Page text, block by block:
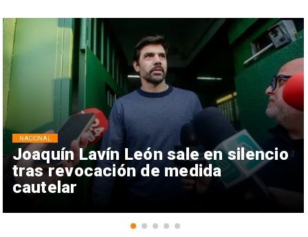
Joaquín Lavín León sale en silencio
tras revocación de medida
cautelar
NACIONAL